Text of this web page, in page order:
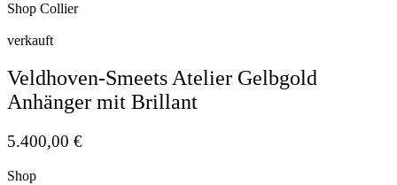
Shop Collier
verkauft
Veldhoven-Smeets Atelier Gelbgold
Anhänger mit Brillant
5.400,00 €
Shop